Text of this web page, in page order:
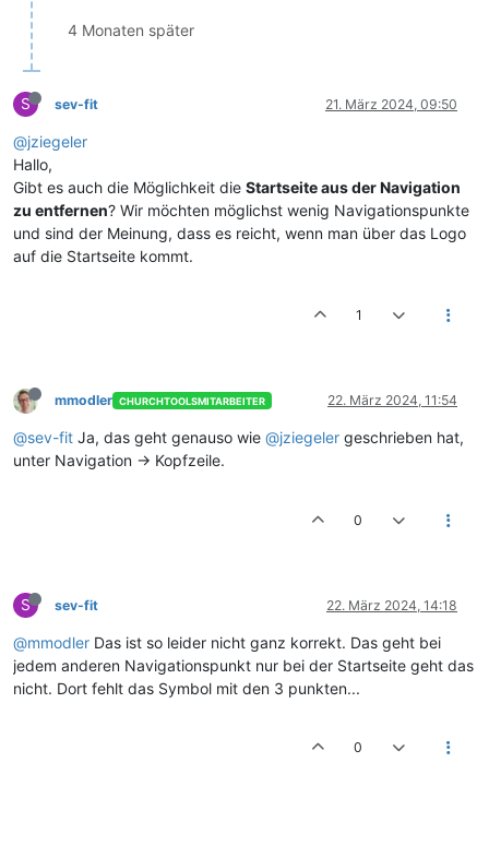
4 Monaten später
S sev-fit 21. März 2024, 09:50
@jziegeler
Hallo,
Gibt es auch die Möglichkeit die Startseite aus der Navigation
zu entfernen? Wir möchten möglichst wenig Navigationspunkte
und sind der Meinung, dass es reicht, wenn man über das Logo
auf die Startseite kommt.
1
mmodler CHURCHTOOLSMITARBEITER 22. März 2024, 11:54
@sev-fit Ja, das geht genauso wie @jziegeler geschrieben hat,
unter Navigation -> Kopfzeile.
0
S sev-fit 22. März 2024, 14:18
@mmodler Das ist so leider nicht ganz korrekt. Das geht bei
jedem anderen Navigationspunkt nur bei der Startseite geht das
nicht. Dort fehlt das Symbol mit den 3 punkten...
0